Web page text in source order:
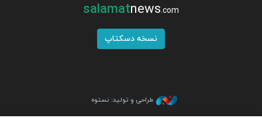
salamatnews.com
نسخه دسکتاپ
طراحی و تولید: نستوه